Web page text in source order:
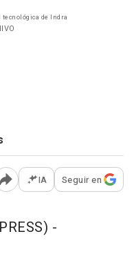
de Indra
Abrir opciones para
IA Seguir en
-